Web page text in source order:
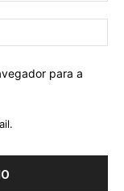
para a